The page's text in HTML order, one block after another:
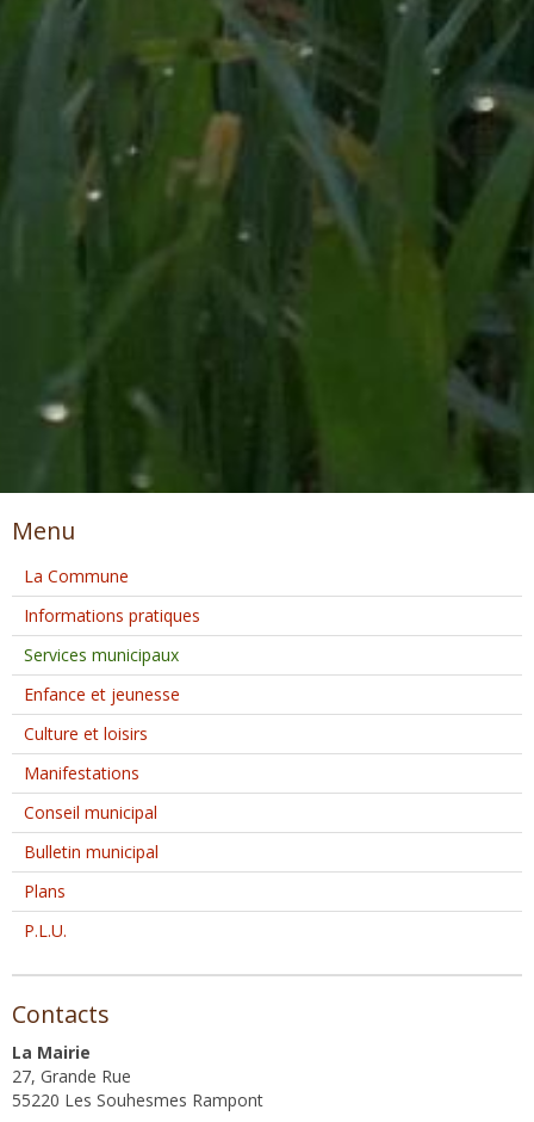
Menu
La Commune
Informations pratiques
Services municipaux
Enfance et jeunesse
Culture et loisirs
Manifestations
Conseil municipal
Bulletin municipal
Plans
P.L.U.
Contacts
La Mairie
27, Grande Rue
55220 Les Souhesmes Rampont